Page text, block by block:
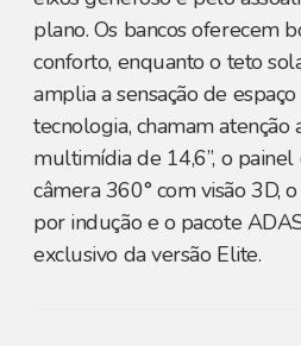
plano. Os bancos oferecem
conforto, enquanto o teto
amplia a sensação de
tecnologia, chamam atenção
multimídia de 14,6”, o painel
câmera 360° com visão 3D,
por indução e o pacote
exclusivo da versão Elite.